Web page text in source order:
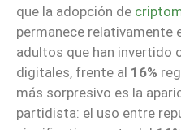
que la adopción de
permanece relativamente
adultos que han invertido
digitales, frente al 16%
más sorpresivo es la
partidista: el uso entre